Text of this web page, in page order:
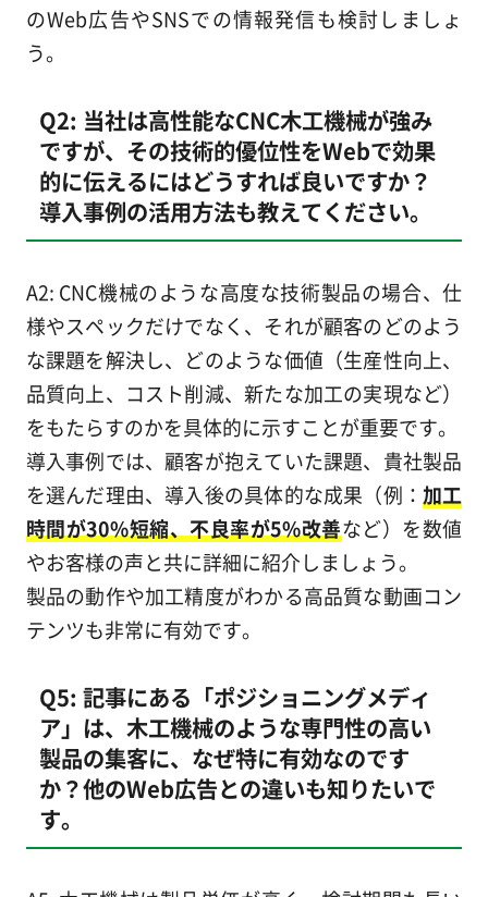
のWeb広告やSNSでの情報発信も検討しましょ
う。
Q2: 当社は高性能なCNC木工機械が強み
ですが、その技術的優位性をWebで効果
的に伝えるにはどうすれば良いですか？
導入事例の活用方法も教えてください。
A2: CNC機械のような高度な技術製品の場合、仕
様やスペックだけでなく、それが顧客のどのよう
な課題を解決し、どのような価値（生産性向上、
品質向上、コスト削減、新たな加工の実現など）
をもたらすのかを具体的に示すことが重要です。
導入事例では、顧客が抱えていた課題、貴社製品
を選んだ理由、導入後の具体的な成果（例： 加工
時間が30%短縮、不良率が5%改善など）を数値
やお客様の声と共に詳細に紹介しましょう。
製品の動作や加工精度がわかる高品質な動画コン
テンツも非常に有効です。
Q5: 記事にある「ポジショニングメディ
ア」は、木工機械のような専門性の高い
製品の集客に、なぜ特に有効なのです
か？他のWeb広告との違いも知りたいで
す。